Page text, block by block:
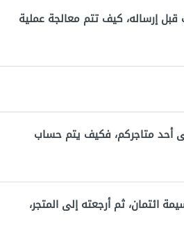
إرساله، كيف تتم معالجة عملية
أحد متاجركم، فكيف يتم حساب
ائتمان، ثم أرجعته إلى المتجر،